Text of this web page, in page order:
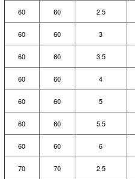
60 60 2.5
60 60 3
60 60 3.5
60 60 4
60 60 5
60 60 5.5
60 60 6
70 70 2.5